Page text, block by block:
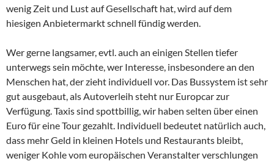
wenig Zeit und Lust auf Gesellschaft hat, wird auf dem
hiesigen Anbietermarkt schnell fündig werden.
Wer gerne langsamer, evtl. auch an einigen Stellen tiefer
unterwegs sein möchte, wer Interesse, insbesondere an den
Menschen hat, der zieht individuell vor. Das Bussystem ist sehr
gut ausgebaut, als Autoverleih steht nur Europcar zur
Verfügung. Taxis sind spottbillig, wir haben selten über einen
Euro für eine Tour gezahlt. Individuell bedeutet natürlich auch,
dass mehr Geld in kleinen Hotels und Restaurants bleibt,
weniger Kohle vom europäischen Veranstalter verschlungen